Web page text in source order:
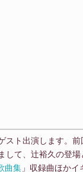
スト出演します。
して、辻裕久の登
曲集 」収録曲ほか